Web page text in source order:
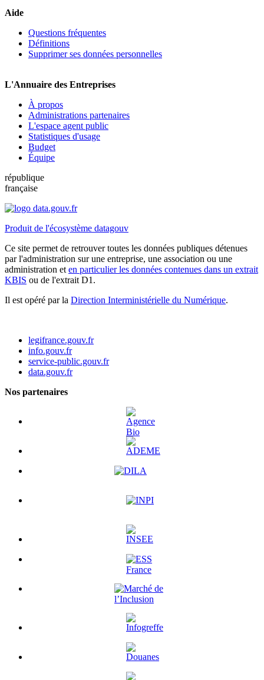
Aide
Questions fréquentes
Définitions
Supprimer ses données personnelles
L'Annuaire des Entreprises
À propos
Administrations partenaires
L'espace agent public
Statistiques d'usage
Budget
Équipe
république
française
Produit de l'écosystème datagouv
Ce site permet de retrouver toutes les données publiques détenues
par l'administration sur une entreprise, une association ou une
administration et en particulier les données contenues dans un extrait
KBIS ou de l'extrait D1.
Il est opéré par la Direction Interministérielle du Numérique.
legifrance.gouv.fr
info.gouv.fr
service-public.gouv.fr
data.gouv.fr
Nos partenaires